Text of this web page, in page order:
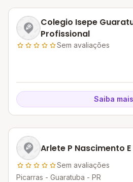
Colegio Isepe
Profissional
Sem avaliações
Saiba mais
Arlete P Nascimento E
Sem avaliações
Picarras - Guaratuba - PR